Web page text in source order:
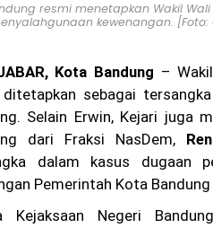
resmi menetapkan Wakil
kewenangan. [Foto:
Kota Bandung –
sebagai
Selain Erwin, Kejari juga
dari Fraksi NasDem,
dalam kasus dugaan
Pemerintah Kota
Kejaksaan Negeri